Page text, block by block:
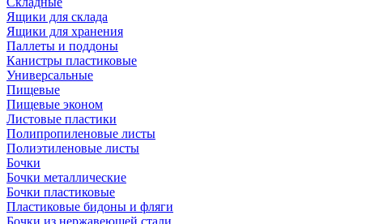
Ящики для склада
Ящики для хранения
Паллеты и поддоны
Канистры пластиковые
Универсальные
Пищевые
Пищевые эконом
Листовые пластики
Полипропиленовые листы
Полиэтиленовые листы
Бочки
Бочки металлические
Бочки пластиковые
Пластиковые бидоны и фляги
Бочки из нержавеющей стали